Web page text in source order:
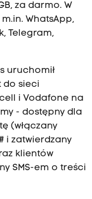
za darmo. W
WhatsApp,
Telegram,
uruchomił
do sieci
i Vodafone na
- dostępny dla
(włączany
i zatwierdzany
klientów
SMS-em o treści